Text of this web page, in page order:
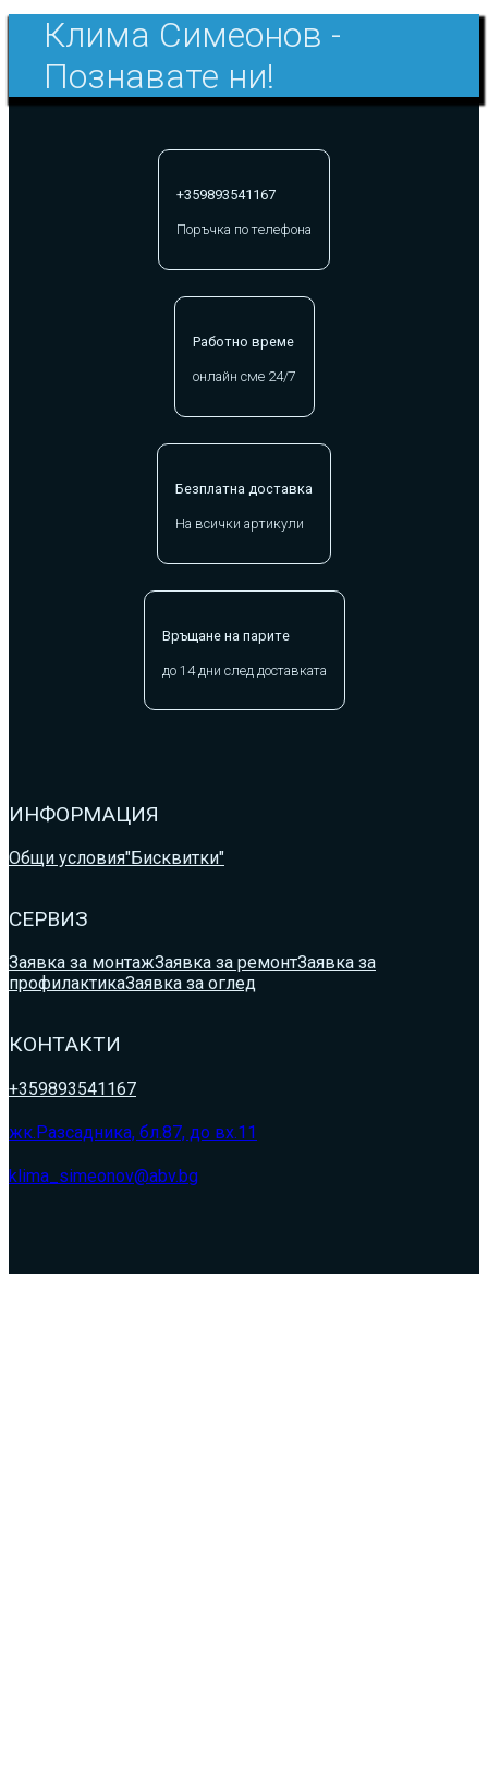
Клима Симеонов -
Познавате ни!
+359893541167
Поръчка по телефона
Работно време
онлайн сме 24/7
Безплатна доставка
На всички артикули
Връщане на парите
до 14 дни след доставката
ИНФОРМАЦИЯ
Общи условия"Бисквитки"
СЕРВИЗ
Заявка за монтажЗаявка за ремонтЗаявка за
профилактикаЗаявка за оглед
КОНТАКТИ
+359893541167
жк.Разсадника, бл.87, до вх.11
klima_simeonov@abv.bg